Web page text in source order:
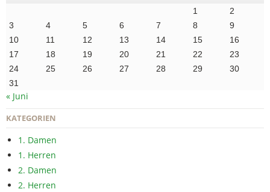
1
2
3
4 5 6 7 8
9
10
11 12 13 14 15
16
17
18 19 20 21 22
23
24
25 26 27 28 29
30
31
« Juni
KATEGORIEN
1. Damen
1. Herren
2. Damen
2. Herren